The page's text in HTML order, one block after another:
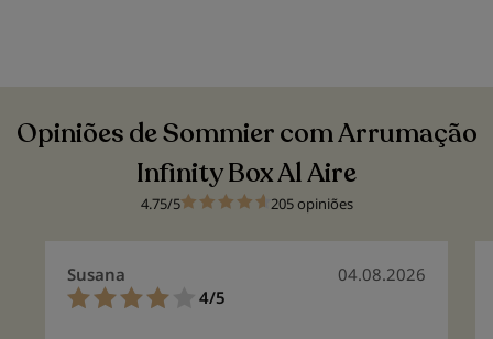
Opiniões de Sommier com Arrumação
Infinity Box Al Aire
4.75/5 205 opiniões
Susana
04.08.2026
4/5